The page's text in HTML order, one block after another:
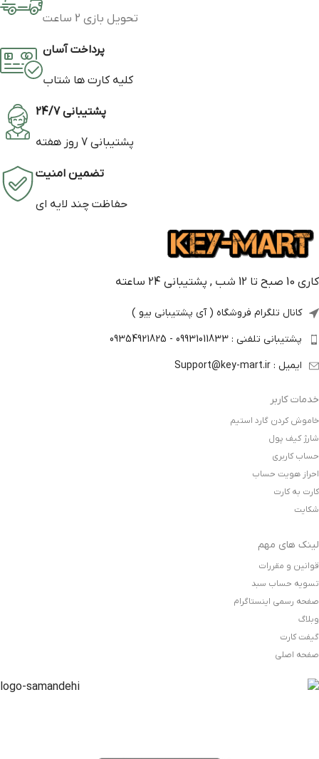
تحویل بازی 2 ساعت
پرداخت آسان
کلیه کارت ها شتاب
پشتیبانی 24/7
پشتیبانی 7 روز هفته
تضمین امنیت
حفاظت چند لایه ای
کاری 10 صبح تا 12 شب , پشتیبانی 24 ساعته
کانال تلگرام فروشگاه ( آی پشتیبانی بیو )
پشتیبانی تلفنی : 09931011833 - 09354921825
ایمیل : Support@key-mart.ir
خدمات کاربر
خاموش کردن گارد استیم
شارژ کیف پول
حساب کاربری
احراز هویت حساب
کارت به کارت
شکایت
لینک های مهم
قوانین و مقررات
تسویه حساب سبد
صفحه رسمی اینستاگرام
وبلاگ
گیفت کارت
صفحه اصلی